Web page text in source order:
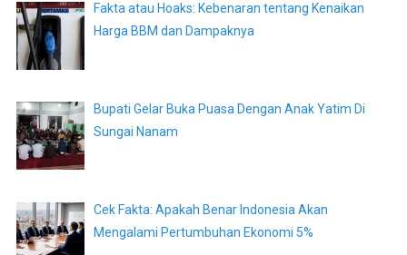
Fakta atau Hoaks: Kebenaran tentang Kenaikan
Harga BBM dan Dampaknya
Bupati Gelar Buka Puasa Dengan Anak Yatim Di
Sungai Nanam
Cek Fakta: Apakah Benar Indonesia Akan
Mengalami Pertumbuhan Ekonomi 5%